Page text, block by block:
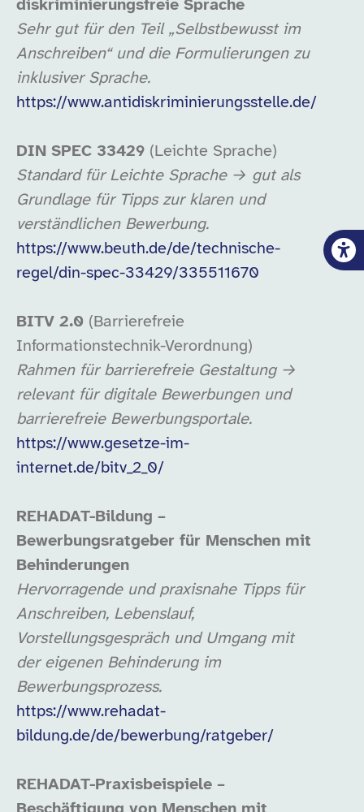
diskriminierungsfreie Sprache
Sehr gut für den Teil „Selbstbewusst im
Anschreiben“ und die Formulierungen zu
inklusiver Sprache.
https://www.antidiskriminierungsstelle.de/
DIN SPEC 33429 (Leichte Sprache)
Standard für Leichte Sprache → gut als
Grundlage für Tipps zur klaren und
verständlichen Bewerbung.
https://www.beuth.de/de/technische-
regel/din-spec-33429/335511670
BITV 2.0 (Barrierefreie
Informationstechnik-Verordnung)
Rahmen für barrierefreie Gestaltung →
relevant für digitale Bewerbungen und
barrierefreie Bewerbungsportale.
https://www.gesetze-im-
internet.de/bitv_2_0/
REHADAT-Bildung –
Bewerbungsratgeber für Menschen mit
Behinderungen
Hervorragende und praxisnahe Tipps für
Anschreiben, Lebenslauf,
Vorstellungsgespräch und Umgang mit
der eigenen Behinderung im
Bewerbungsprozess.
https://www.rehadat-
bildung.de/de/bewerbung/ratgeber/
REHADAT-Praxisbeispiele –